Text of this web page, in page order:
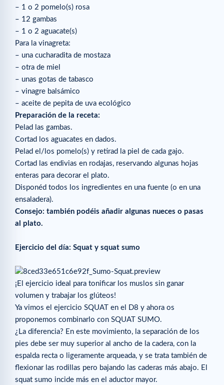
– 1 o 2 pomelo(s) rosa
– 12 gambas
– 1 o 2 aguacate(s)
Para la vinagreta:
– una cucharadita de mostaza
– otra de miel
– unas gotas de tabasco
– vinagre balsámico
– aceite de pepita de uva ecológico
Preparación de la receta:
Pelad las gambas.
Cortad los aguacates en dados.
Pelad el/los pomelo(s) y retirad la piel de cada gajo.
Cortad las endivias en rodajas, reservando algunas hojas
enteras para decorar el plato.
Disponéd todos los ingredientes en una fuente (o en una
ensaladera).
Consejo: también podéis añadir algunas nueces o pasas
al plato.
Ejercicio del día: Squat y squat sumo
¡El ejercicio ideal para tonificar los muslos sin ganar
volumen y trabajar los glúteos!
Ya vimos el ejercicio SQUAT en el D8 y ahora os
proponemos combinarlo con SQUAT SUMO.
¿La diferencia? En este movimiento, la separación de los
pies debe ser muy superior al ancho de la cadera, con la
espalda recta o ligeramente arqueada, y se trata también de
flexionar las rodillas pero bajando las caderas más abajo. El
squat sumo incide más en el aductor mayor.